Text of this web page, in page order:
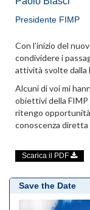
Presidente FIMP
Con l’inizio del
condividere i
attività svolte dalla
Alcuni di voi mi
obiettivi della FIMP
ritengo
conoscenza
Scarica il PDF
Save the Date